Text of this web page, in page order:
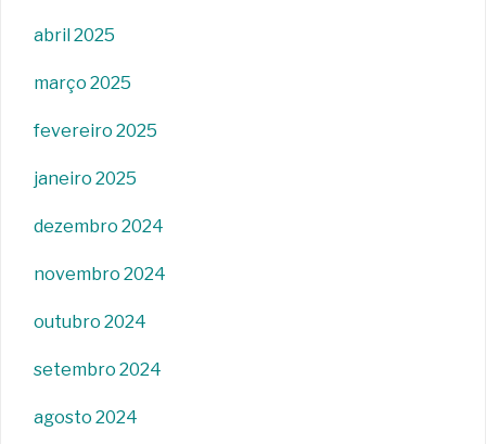
abril 2025
março 2025
fevereiro 2025
janeiro 2025
dezembro 2024
novembro 2024
outubro 2024
setembro 2024
agosto 2024